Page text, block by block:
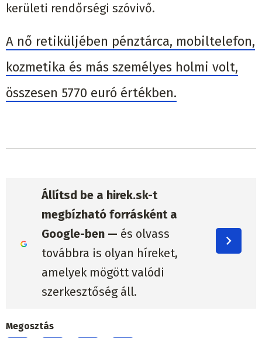
kerületi rendőrségi szóvivő.
A nő retiküljében pénztárca, mobiltelefon,
kozmetika és más személyes holmi volt,
összesen 5770 euró értékben.
Állítsd be a hirek.sk-t
megbízható forrásként a
Google-ben — és olvass
továbbra is olyan híreket,
amelyek mögött valódi
szerkesztőség áll.
Megosztás